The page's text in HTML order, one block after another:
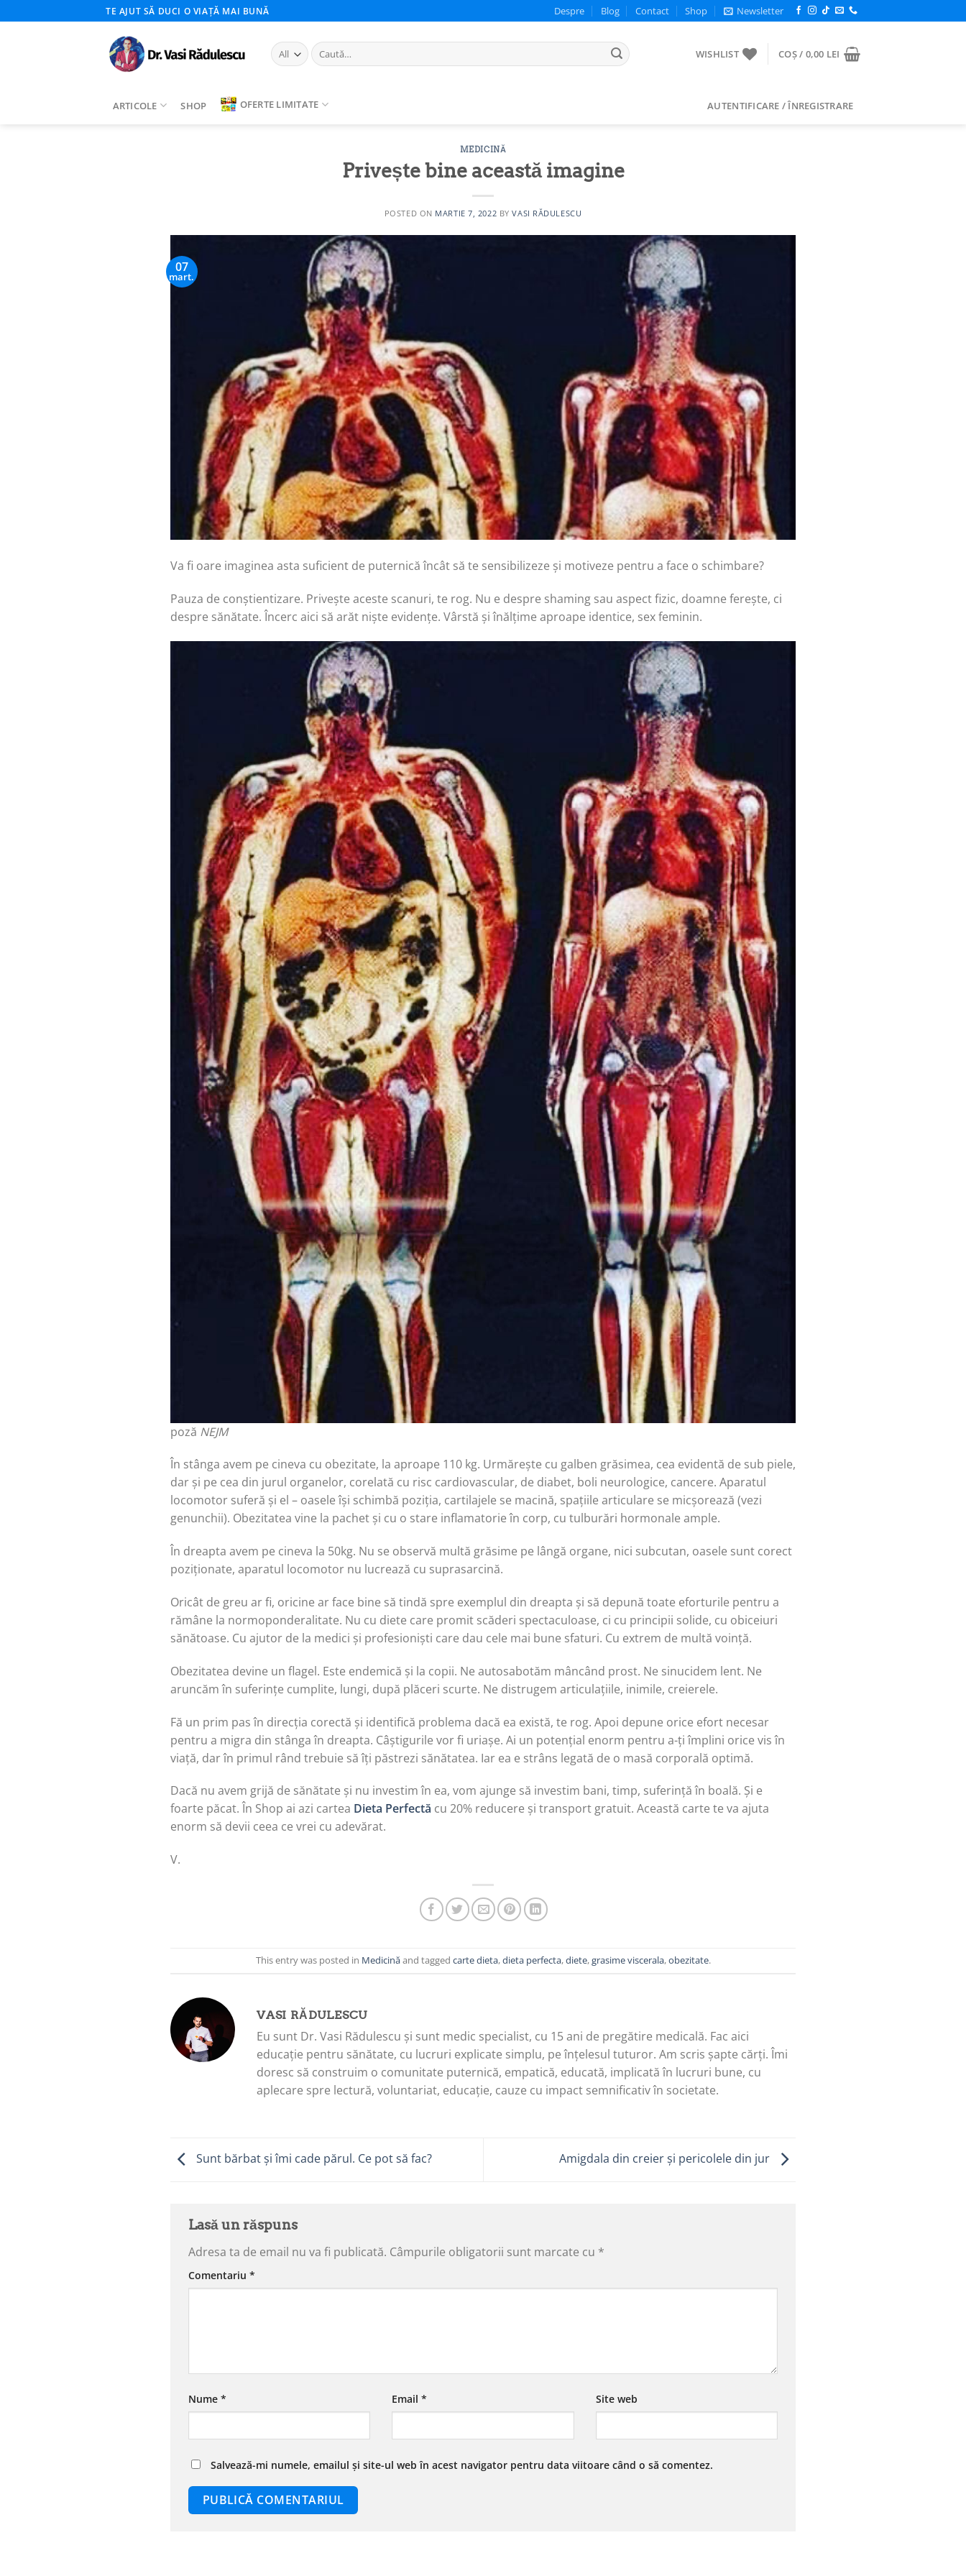
to
TE AJUT SĂ DUCI O VIAȚĂ MAI BUNĂ Despre Blog Contact Shop Newsletter
Caută
după:
WISHLIST COȘ / 0,00 LEI
ARTICOLE SHOP OFERTE LIMITATE AUTENTIFICARE / ÎNREGISTRARE
MEDICINĂ
Privește bine această imagine
POSTED ON MARTIE 7, 2022 BYVASI RĂDULESCU
07
mart.
Va fi oare imaginea asta suficient de puternică încât să te sensibilizeze și motiveze pentru a face o schimbare?
Pauza de conștientizare. Privește aceste scanuri, te rog. Nu e despre shaming sau aspect fizic, doamne ferește, ci
despre sănătate. Încerc aici să arăt niște evidențe. Vârstă și înălțime aproape identice, sex feminin.
poză NEJM
În stânga avem pe cineva cu obezitate, la aproape 110 kg. Urmărește cu galben grăsimea, cea evidentă de sub piele,
dar și pe cea din jurul organelor, corelată cu risc cardiovascular, de diabet, boli neurologice, cancere. Aparatul
locomotor suferă și el – oasele își schimbă poziția, cartilajele se macină, spațiile articulare se micșorează (vezi
genunchii). Obezitatea vine la pachet și cu o stare inflamatorie în corp, cu tulburări hormonale ample.
În dreapta avem pe cineva la 50kg. Nu se observă multă grăsime pe lângă organe, nici subcutan, oasele sunt corect
poziționate, aparatul locomotor nu lucrează cu suprasarcină.
Oricât de greu ar fi, oricine ar face bine să tindă spre exemplul din dreapta și să depună toate eforturile pentru a
rămâne la normoponderalitate. Nu cu diete care promit scăderi spectaculoase, ci cu principii solide, cu obiceiuri
sănătoase. Cu ajutor de la medici și profesioniști care dau cele mai bune sfaturi. Cu extrem de multă voință.
Obezitatea devine un flagel. Este endemică și la copii. Ne autosabotăm mâncând prost. Ne sinucidem lent. Ne
aruncăm în suferințe cumplite, lungi, după plăceri scurte. Ne distrugem articulațiile, inimile, creierele.
Fă un prim pas în direcția corectă și identifică problema dacă ea există, te rog. Apoi depune orice efort necesar
pentru a migra din stânga în dreapta. Câștigurile vor fi uriașe. Ai un potențial enorm pentru a-ți împlini orice vis în
viață, dar în primul rând trebuie să îți păstrezi sănătatea. Iar ea e strâns legată de o masă corporală optimă.
Dacă nu avem grijă de sănătate și nu investim în ea, vom ajunge să investim bani, timp, suferință în boală. Și e
foarte păcat. În Shop ai azi cartea Dieta Perfectă cu 20% reducere și transport gratuit. Această carte te va ajuta
enorm să devii ceea ce vrei cu adevărat.
V.
This entry was posted in Medicinăand tagged carte dieta,dieta perfecta,diete,grasime viscerala,obezitate.
VASI RĂDULESCU
Eu sunt Dr. Vasi Rădulescu și sunt medic specialist, cu 15 ani de pregătire medicală. Fac aici
educație pentru sănătate, cu lucruri explicate simplu, pe înțelesul tuturor. Am scris șapte cărți. Îmi
doresc să construim o comunitate puternică, empatică, educată, implicată în lucruri bune, cu
aplecare spre lectură, voluntariat, educație, cauze cu impact semnificativ în societate.
Sunt bărbat și îmi cade părul. Ce pot să fac? Amigdala din creier și pericolele din jur
Lasă un răspuns
Adresa ta de email nu va fi publicată. Câmpurile obligatorii sunt marcate cu *
Comentariu *
Nume * Email* Site web
Salvează-mi numele, emailul și site-ul web în acest navigator pentru data viitoare când o să comentez.